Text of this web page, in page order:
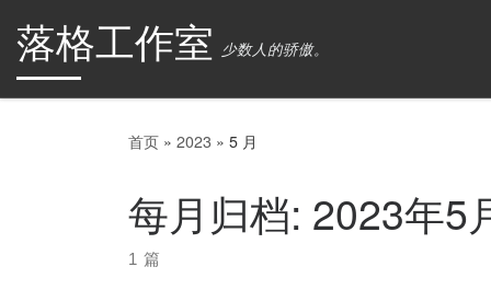
Skip to content
落格工作室 少数人的骄傲。
首页 » 2023 » 5 月
每月归档: 2023年5
1 篇